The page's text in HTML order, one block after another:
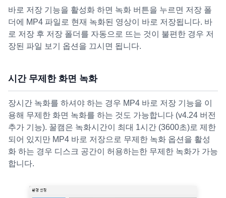
바로 저장 기능을 활성화 하면 녹화 버튼을 누르면 저장 폴
더에 MP4 파일로 현재 녹화된 영상이 바로 저장됩니다. 바
로 저장 후 저장 폴더를 자동으로 뜨는 것이 불편한 경우 저
장된 파일 보기 옵션을 끄시면 됩니다.
시간 무제한 화면 녹화
장시간 녹화를 하셔야 하는 경우 MP4 바로 저장 기능을 이
용해 무제한 화면 녹화를 하는 것도 가능합니다 (v4.24 버전
추가 기능). 꿀캠은 녹화시간이 최대 1시간 (3600초)로 제한
되어 있지만 MP4 바로 저장으로 무제한 녹화 옵션을 활성
화 하는 경우 디스크 공간이 허용하는한 무제한 녹화가 가능
합니다.